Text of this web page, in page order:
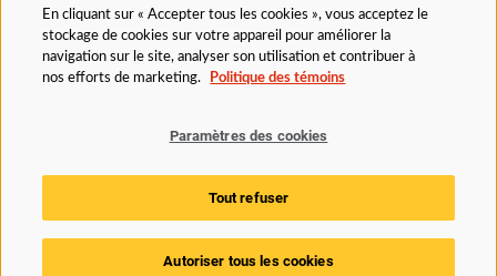
À propos de nous
Légal Avis de confidentialité
Politique d’accessibilité
Politique des témoins
Paramètres des cookies
© 2025 Husky Technologies. Tous droits réservés.
En cliquant sur « Accepter tous les cookies », vous acceptez le
stockage de cookies sur votre appareil pour améliorer la
navigation sur le site, analyser son utilisation et contribuer à
nos efforts de marketing.
Politique des témoins
Paramètres des cookies
Tout refuser
Autoriser tous les cookies